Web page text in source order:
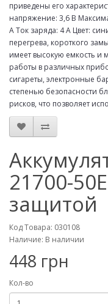
приведены его
напряжение: 3,6 В
А Ток заряда: 4 А Цвет:
перегрева, короткого
имеет высокую емкость и
работы в различных
сигареты, электронные
степенью безопасности
рисков, что позволяет
21700-
защитой
Код Товара: 030108
Наличие: В наличии
448 грн
Кол-во